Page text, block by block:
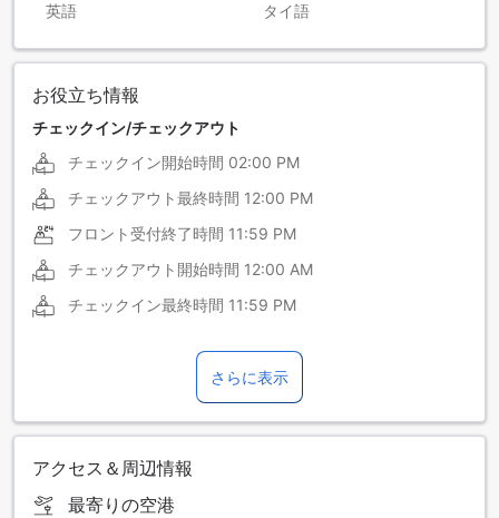
英語 タイ語
お役立ち情報
チェックイン/チェックアウト
チェックイン開始時間 02:00 PM
チェックアウト最終時間 12:00 PM
フロント受付終了時間 11:59 PM
チェックアウト開始時間 12:00 AM
チェックイン最終時間 11:59 PM
さらに表示
アクセス＆周辺情報
最寄りの空港